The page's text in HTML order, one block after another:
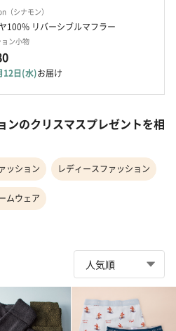
（シナモン）
100% リバーシブルマフラー
ン小物
12日(水)お届け
ンのクリスマスプレゼントを相
ッション レディースファッション
ムウェア